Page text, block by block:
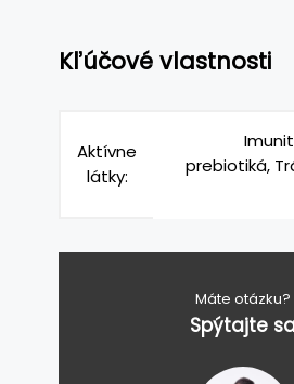
Kľúčové vlastnosti
Aktívne
látky:
prebiotiká,
Máte otázku?
Spýtajte